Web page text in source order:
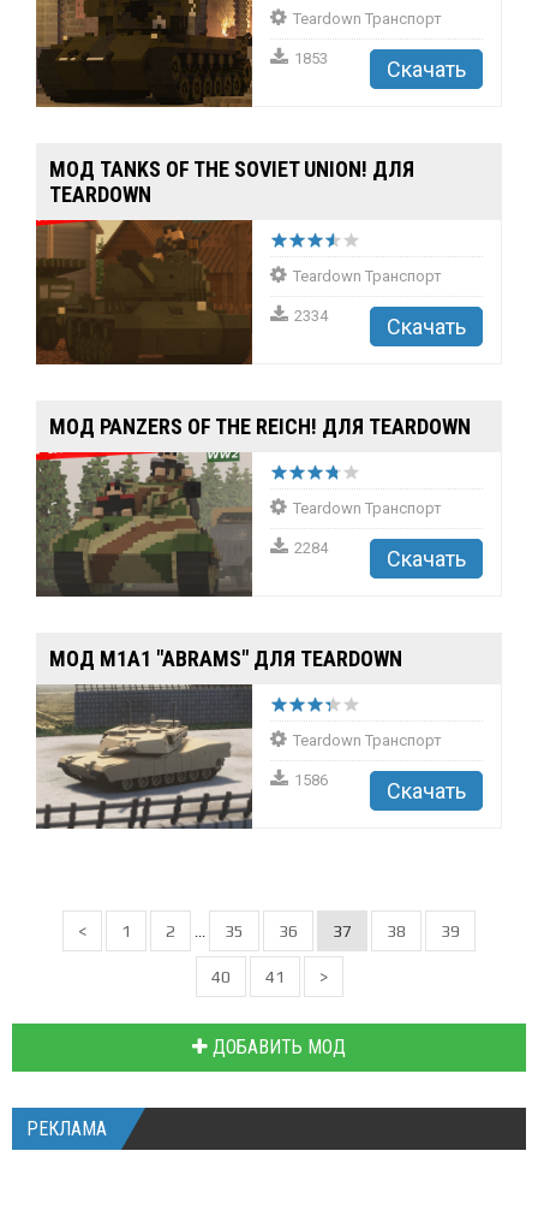
Teardown Транспорт
1853 Скачать
МОД TANKS OF THE SOVIET UNION! ДЛЯ
TEARDOWN
Teardown Транспорт
2334 Скачать
МОД PANZERS OF THE REICH! ДЛЯ TEARDOWN
Teardown Транспорт
2284 Скачать
МОД M1A1 "ABRAMS" ДЛЯ TEARDOWN
Teardown Транспорт
1586 Скачать
< 1 2 ... 35 36 37 38 39
40 41 >
ДОБАВИТЬ МОД
РЕКЛАМА